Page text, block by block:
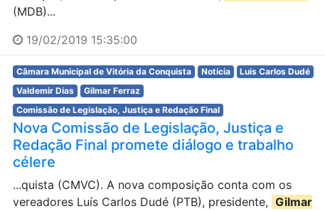
(MDB)...
19/02/2019 15:35:00
Câmara Municipal de Vitória da Conquista Notícia
Luis Carlos Dudé
Valdemir Dias
Gilmar Ferraz
Comissão de Legislação, Justiça e Redação Final
Nova Comissão de Legislação, Justiça e
Redação Final promete diálogo e trabalho
célere
...quista (CMVC). A nova composição conta com os
vereadores Luís Carlos Dudé (PTB), presidente, Gilmar